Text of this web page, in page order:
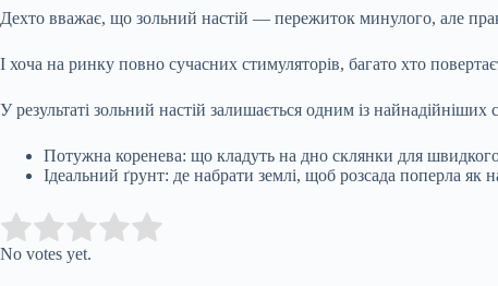
Дехто вважає, що зольний настій — пережиток минулого, але
І хоча на ринку повно сучасних стимуляторів, багато хто
У результаті зольний настій залишається одним із
Потужна коренева: що кладуть на дно склянки для
Ідеальний ґрунт: де набрати землі, щоб розсада поперла як
Rate this item:
No votes yet.